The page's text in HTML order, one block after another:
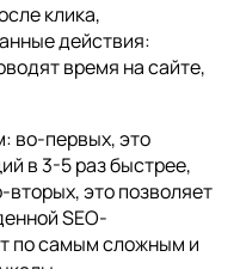
клика,
действия:
время на сайте,
во-первых, это
в 3-5 раз быстрее,
вторых, это позволяет
SEO-
по самым сложным и